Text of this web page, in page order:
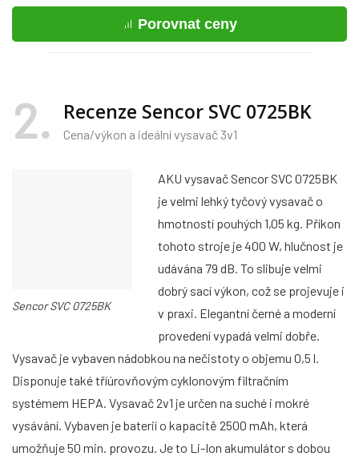
Porovnat ceny
2 Recenze Sencor SVC 0725BK
Cena/výkon a ideální vysavač 3v1
Sencor SVC 0725BK
AKU vysavač Sencor SVC 0725BK
je velmi lehký tyčový vysavač o
hmotností pouhých 1,05 kg. Příkon
tohoto stroje je 400 W, hlučnost je
udávána 79 dB. To slibuje velmi
dobrý sací výkon, což se projevuje i
v praxi. Elegantní černé a moderní
provedení vypadá velmi dobře.
Vysavač je vybaven nádobkou na nečistoty o objemu 0,5 l.
Disponuje také tříúrovňovým cyklonovým filtračním
systémem HEPA. Vysavač 2v1 je určen na suché i mokré
vysávání. Vybaven je baterií o kapacitě 2500 mAh, která
umožňuje 50 min. provozu. Je to Li-Ion akumulátor s dobou